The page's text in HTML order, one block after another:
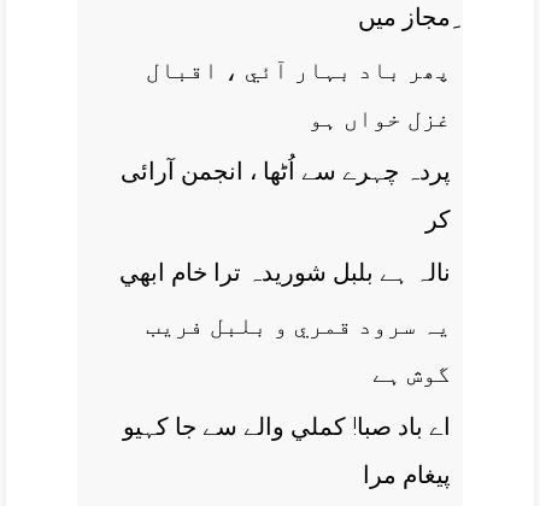
ِمجاز ميں
پھر باد بہار آئي ، اقبال
غزل خواں ہو
پردہ چہرے سے اُٹھا ، انجمن آرائی
کر
نالہ ہے بلبل شوريدہ ترا خام ابھي
يہ سرود قمري و بلبل فريب
گوش ہے
اے باد صبا! کملي والے سے جا کہيو
پيغام مرا